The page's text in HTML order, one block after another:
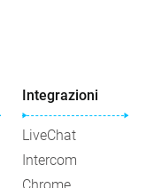
Integrazioni
LiveChat
Intercom
Chrome